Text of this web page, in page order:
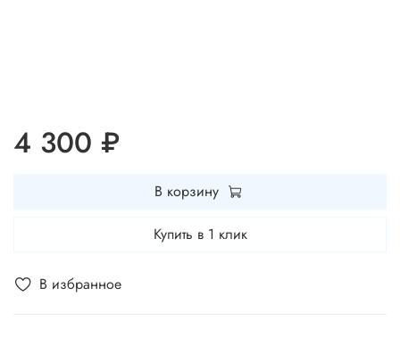
В избранное
4 300 ₽
В корзину
Купить в 1 клик